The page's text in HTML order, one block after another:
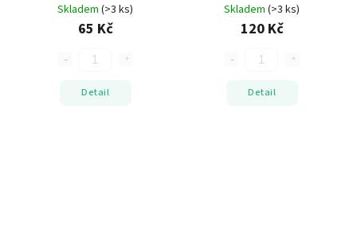
Skladem (>3 ks)
65 Kč
Detail
Skladem (>3 ks)
120 Kč
Detail